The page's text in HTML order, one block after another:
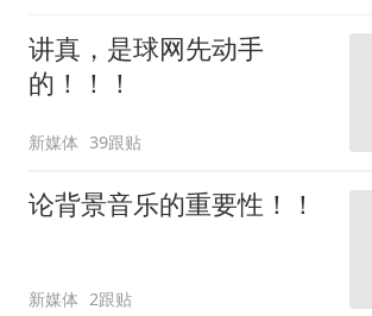
讲真，是球网先动手
的！！！
新媒体 39跟贴
论背景音乐的重要性！！
新媒体 2跟贴